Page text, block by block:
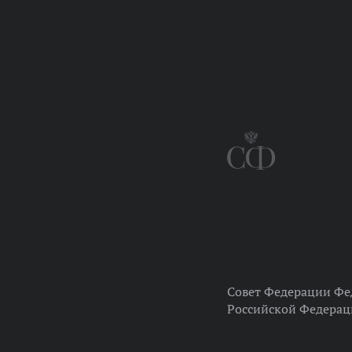
Совет Федерации
Российской